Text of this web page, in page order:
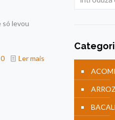
só levou
0 Ler mais
ARROZ